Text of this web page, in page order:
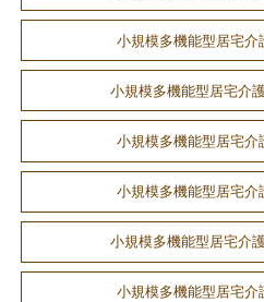
小規模多機能型居宅
小規模多機能型居宅介
小規模多機能型居宅
小規模多機能型居宅
小規模多機能型居宅介
小規模多機能型居宅